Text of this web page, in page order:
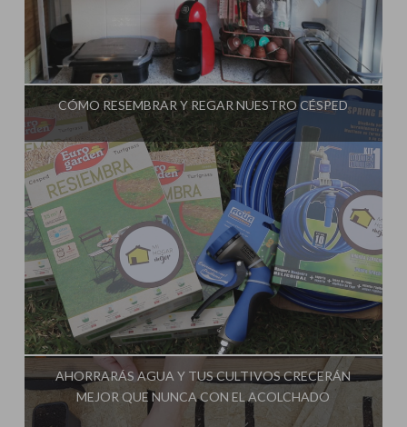
Influencer:
CÓMO RESEMBRAR Y REGAR NUESTRO CÉSPED
Influencer:
AHORRARÁS AGUA Y TUS CULTIVOS CRECERÁN
MEJOR QUE NUNCA CON EL ACOLCHADO